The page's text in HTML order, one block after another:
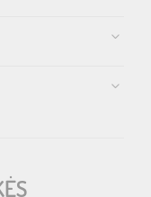
for a long